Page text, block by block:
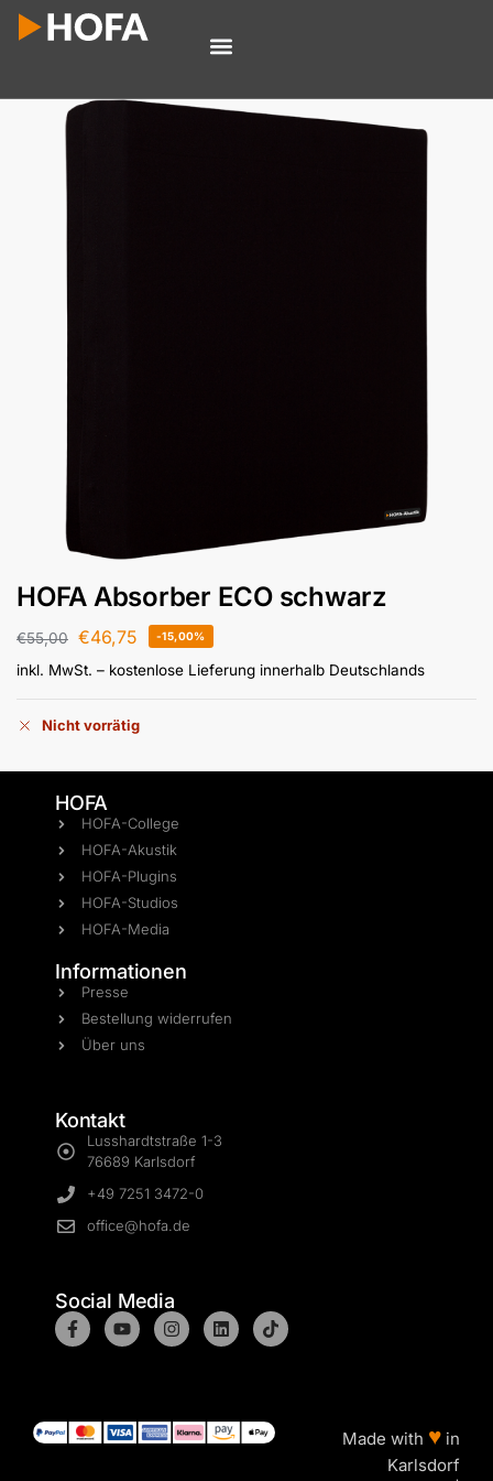
HOFA Absorber ECO schwarz
€55,00 €46,75 -15,00%
inkl. MwSt. – kostenlose Lieferung innerhalb Deutschlands
Nicht vorrätig
HOFA
HOFA-College
HOFA-Akustik
HOFA-Plugins
HOFA-Studios
HOFA-Media
Informationen
Presse
Bestellung widerrufen
Über uns
Kontakt
Lusshardtstraße 1-3
76689 Karlsdorf
+49 7251 3472-0
office@hofa.de
Social Media
Made with ♥ in
Karlsdorf